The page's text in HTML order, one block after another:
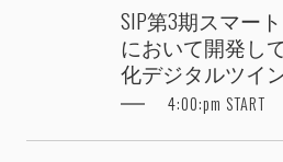
SIP第3期スマー
において開発し
化デジタルツイ
4:00:pm START